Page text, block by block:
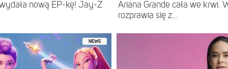
nową EP-kę! Jay-Z
Ariana Grande cała we krwi.
rozprawia się z...
NEWS